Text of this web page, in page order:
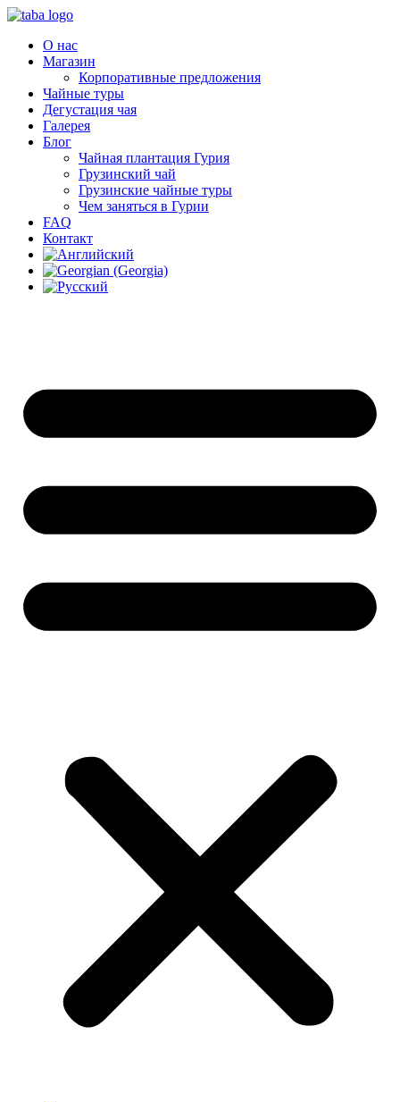
О нас
Магазин
Корпоративные предложения
Чайные туры
Дегустация чая
Галерея
Блог
Чайная плантация Гурия
Грузинский чай
Грузинские чайные туры
Чем заняться в Гурии
FAQ
Контакт